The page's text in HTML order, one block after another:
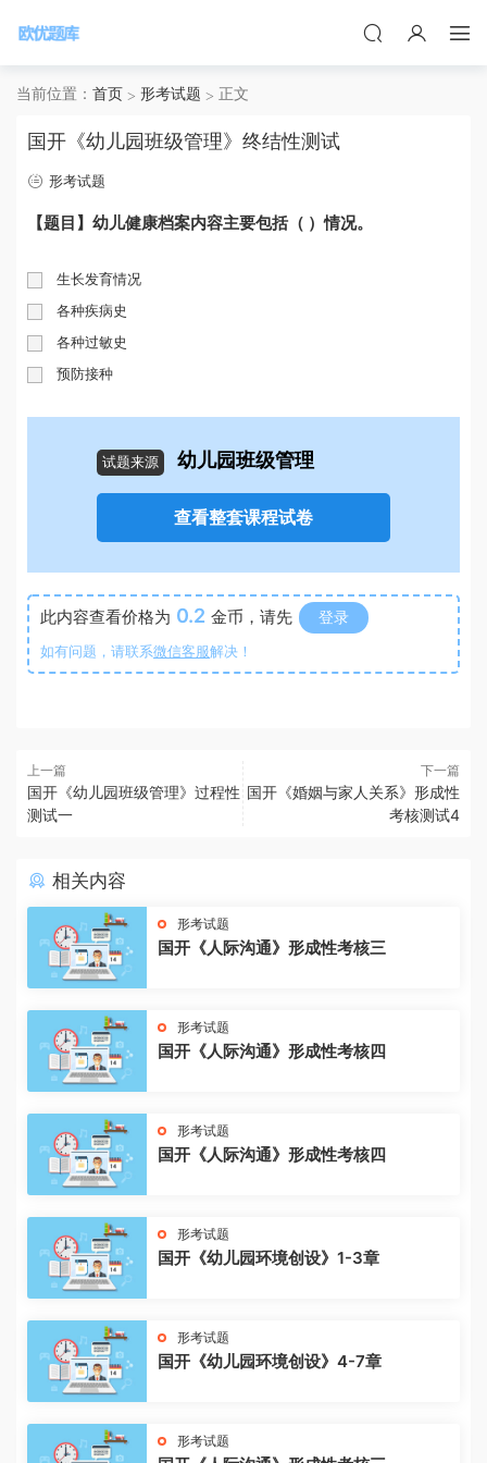
当前位置： 首页 形考试题 正文
国开《幼儿园班级管理》终结性测试
形考试题
【题目】幼儿健康档案内容主要包括（ ）情况。
生长发育情况
各种疾病史
各种过敏史
预防接种
试题来源 幼儿园班级管理
查看整套课程试卷
此内容查看价格为 0.2 金币，请先 登录
如有问题，请联系微信客服解决！
上一篇
国开《幼儿园班级管理》过程性
测试一
下一篇
国开《婚姻与家人关系》形成性
考核测试4
相关内容
形考试题
国开《人际沟通》形成性考核三
形考试题
国开《人际沟通》形成性考核四
形考试题
国开《人际沟通》形成性考核四
形考试题
国开《幼儿园环境创设》1-3章
形考试题
国开《幼儿园环境创设》4-7章
形考试题